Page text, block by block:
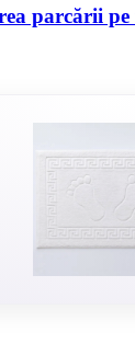
parcării